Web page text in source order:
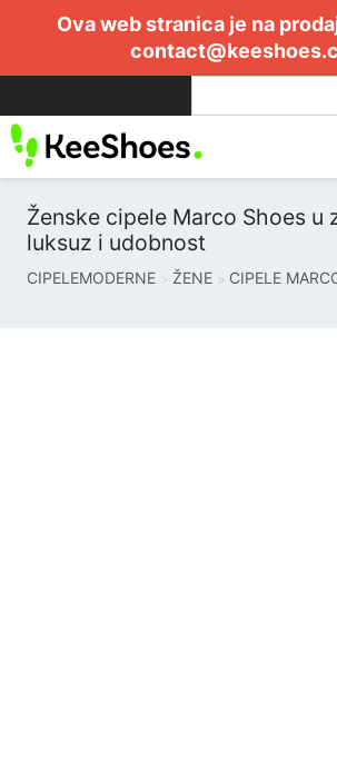
Ova web stranica je na
Ženske cipele Marco Shoes u
luksuz i udobnost
CIPELEMODERNE ŽENE CIPELE